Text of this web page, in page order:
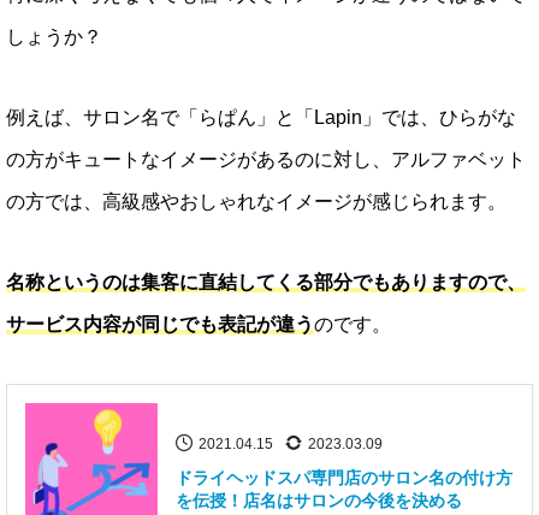
しょうか？
例えば、サロン名で「らぱん」と「Lapin」では、ひらがな
の方がキュートなイメージがあるのに対し、アルファベット
の方では、高級感やおしゃれなイメージが感じられます。
名称というのは集客に直結してくる部分でもありますので、
サービス内容が同じでも表記が違うのです。
2021.04.15 2023.03.09
ドライヘッドスパ専門店のサロン名の付け方
を伝授！店名はサロンの今後を決める